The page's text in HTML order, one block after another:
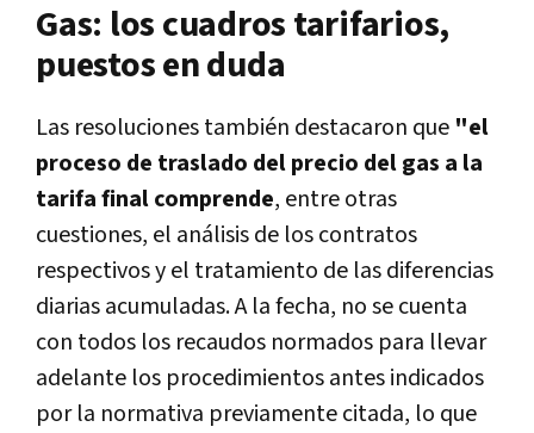
Gas: los cuadros tarifarios,
puestos en duda
Las resoluciones también destacaron que "el
proceso de traslado del precio del gas a la
tarifa final comprende, entre otras
cuestiones, el análisis de los contratos
respectivos y el tratamiento de las diferencias
diarias acumuladas. A la fecha, no se cuenta
con todos los recaudos normados para llevar
adelante los procedimientos antes indicados
por la normativa previamente citada, lo que